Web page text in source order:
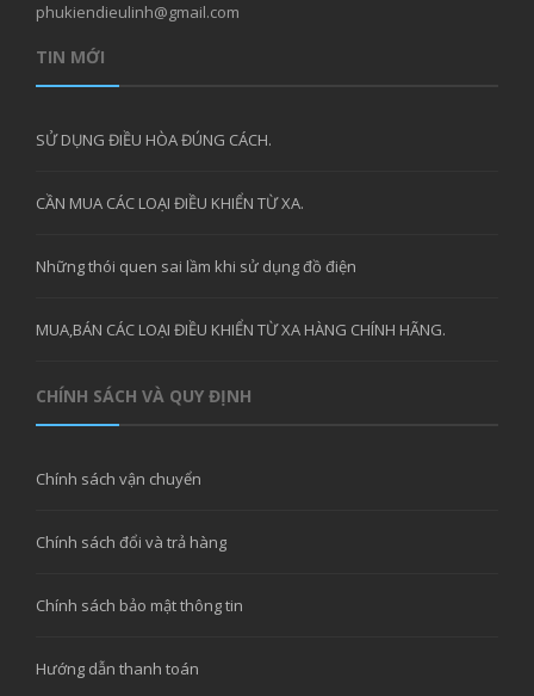
phukiendieulinh@gmail.com
TIN MỚI
SỬ DỤNG ĐIỀU HÒA ĐÚNG CÁCH.
CẦN MUA CÁC LOẠI ĐIỀU KHIỂN TỪ XA.
Những thói quen sai lầm khi sử dụng đồ điện
MUA,BÁN CÁC LOẠI ĐIỀU KHIỂN TỪ XA HÀNG CHÍNH HÃNG.
CHÍNH SÁCH VÀ QUY ĐỊNH
Chính sách vận chuyển
Chính sách đổi và trả hàng
Chính sách bảo mật thông tin
Hướng dẫn thanh toán